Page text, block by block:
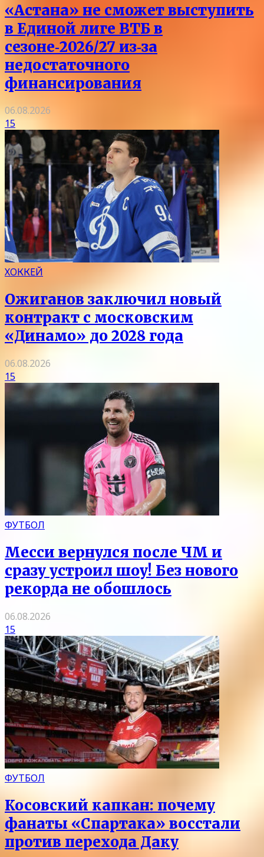
«Астана» не сможет выступить
в Единой лиге ВТБ в
сезоне‑2026/27 из‑за
недостаточного
финансирования
06.08.2026
15
ХОККЕЙ
Ожиганов заключил новый
контракт с московским
«Динамо» до 2028 года
06.08.2026
15
ФУТБОЛ
Месси вернулся после ЧМ и
сразу устроил шоу! Без нового
рекорда не обошлось
06.08.2026
15
ФУТБОЛ
Косовский капкан: почему
фанаты «Спартака» восстали
против перехода Даку